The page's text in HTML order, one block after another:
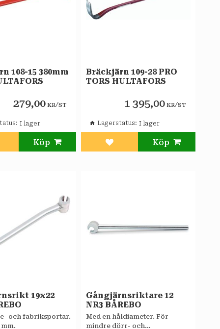
108-15 380mm
279,00KR/ST
till i favoriter
Bräckjärn 109-28 PRO
TORS HULTAFORS
1 395,00 KR/ST
Lägg till i favoriter
Lagerstatus
19x22
och fabriksportar.
mm.
Gångjärnsriktare 12
NR3 BÅREBO
Med en håldiameter. För
mindre dörr- och